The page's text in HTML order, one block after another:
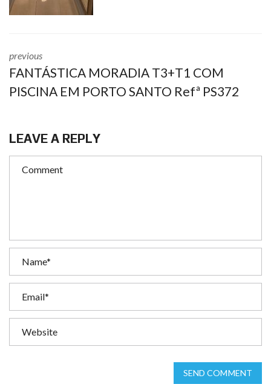
previous
FANTÁSTICA MORADIA T3+T1 COM
PISCINA EM PORTO SANTO Refª PS372
LEAVE A REPLY
SEND COMMENT